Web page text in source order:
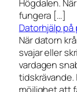
Högdalen.
fungera […]
Datorhjälp
När datorn
svajar eller
vardagen
tidskrävande.